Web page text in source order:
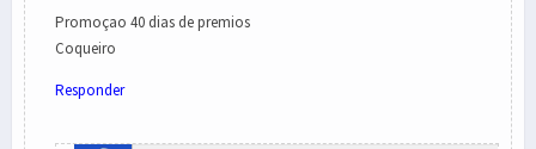
Promoçao 40 dias de premios
Coqueiro
Responder